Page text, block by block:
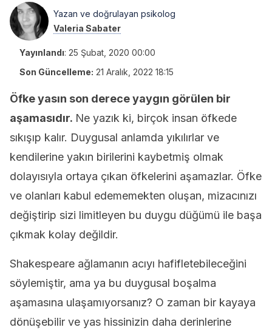
Yazan ve doğrulayan psikolog
Valeria Sabater
Yayınlandı: 25 Şubat, 2020 00:00
Son Güncelleme: 21 Aralık, 2022 18:15
Öfke yasın son derece yaygın görülen bir
aşamasıdır. Ne yazık ki, birçok insan öfkede
sıkışıp kalır. Duygusal anlamda yıkılırlar ve
kendilerine yakın birilerini kaybetmiş olmak
dolayısıyla ortaya çıkan öfkelerini aşamazlar. Öfke
ve olanları kabul edememekten oluşan, mizacınızı
değiştirip sizi limitleyen bu duygu düğümü ile başa
çıkmak kolay değildir.
Shakespeare ağlamanın acıyı hafifletebileceğini
söylemiştir, ama ya bu duygusal boşalma
aşamasına ulaşamıyorsanız? O zaman bir kayaya
dönüşebilir ve yas hissinizin daha derinlerine